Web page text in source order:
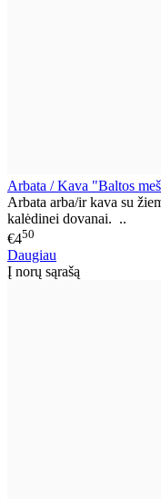
Arbata / Kava "Baltos
Arbata arba/ir kava su
kalėdinei dovanai. ..
€450
Daugiau
Į norų sąrašą